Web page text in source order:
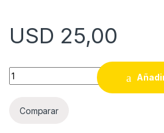
USD 25,00
CAJA LEXSEN WS0104 WHT
Comparar